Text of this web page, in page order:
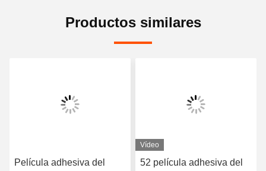
Productos similares
Película adhesiva del
Vídeo
52 película adhesiva del